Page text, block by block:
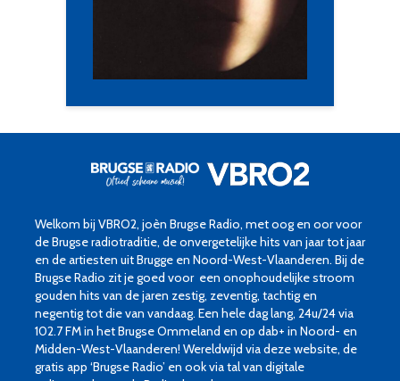
Welkom bij VBRO2, joèn Brugse Radio, met oog en oor voor
de Brugse radiotraditie, de onvergetelijke hits van jaar tot jaar
en de artiesten uit Brugge en Noord-West-Vlaanderen. Bij de
Brugse Radio zit je goed voor een onophoudelijke stroom
gouden hits van de jaren zestig, zeventig, tachtig en
negentig tot die van vandaag. Een hele dag lang, 24u/24 via
102.7 FM in het Brugse Ommeland en op dab+ in Noord- en
Midden-West-Vlaanderen! Wereldwijd via deze website, de
gratis app ‘Brugse Radio’ en ook via tal van digitale